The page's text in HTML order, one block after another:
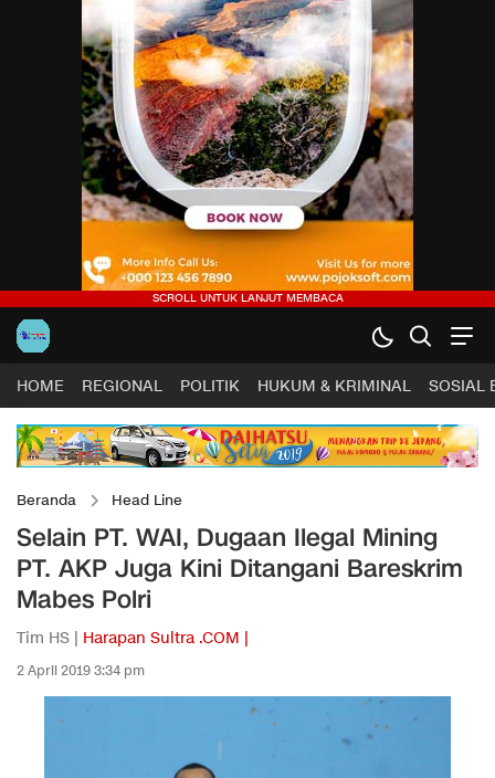
HOME REGIONAL POLITIK HUKUM & KRIMINAL SOSIAL
Beranda Head Line
Selain PT. WAI, Dugaan Ilegal Mining
PT. AKP Juga Kini Ditangani Bareskrim
Mabes Polri
Tim HS | Harapan Sultra .COM |
2 April 2019 3:34 pm